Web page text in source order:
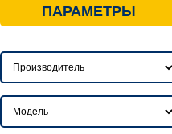
ПАРАМЕТРЫ